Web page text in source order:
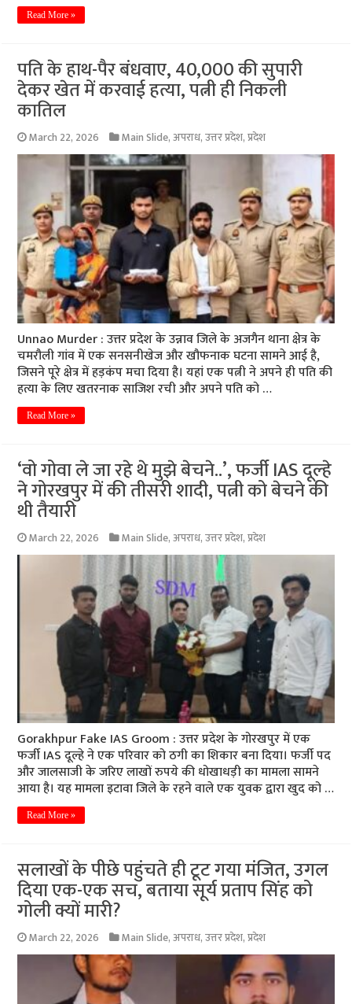
Read More »
पति के हाथ-पैर बंधवाए, 40,000 की सुपारी
देकर खेत में करवाई हत्या, पत्नी ही निकली
कातिल
March 22, 2026 Main Slide,अपराध,उत्तर प्रदेश,प्रदेश
Unnao Murder : उत्तर प्रदेश के उन्नाव जिले के अजगैन थाना क्षेत्र के
चमरौली गांव में एक सनसनीखेज और खौफनाक घटना सामने आई है,
जिसने पूरे क्षेत्र में हड़कंप मचा दिया है। यहां एक पत्नी ने अपने ही पति की
हत्या के लिए खतरनाक साजिश रची और अपने पति को …
Read More »
‘वो गोवा ले जा रहे थे मुझे बेचने..’, फर्जी IAS दूल्हे
ने गोरखपुर में की तीसरी शादी, पत्नी को बेचने की
थी तैयारी
March 22, 2026 Main Slide,अपराध,उत्तर प्रदेश,प्रदेश
Gorakhpur Fake IAS Groom : उत्तर प्रदेश के गोरखपुर में एक
फर्जी IAS दूल्हे ने एक परिवार को ठगी का शिकार बना दिया। फर्जी पद
और जालसाजी के जरिए लाखों रुपये की धोखाधड़ी का मामला सामने
आया है। यह मामला इटावा जिले के रहने वाले एक युवक द्वारा खुद को …
Read More »
सलाखों के पीछे पहुंचते ही टूट गया मंजित, उगल
दिया एक-एक सच, बताया सूर्य प्रताप सिंह को
गोली क्यों मारी?
March 22, 2026 Main Slide,अपराध,उत्तर प्रदेश,प्रदेश